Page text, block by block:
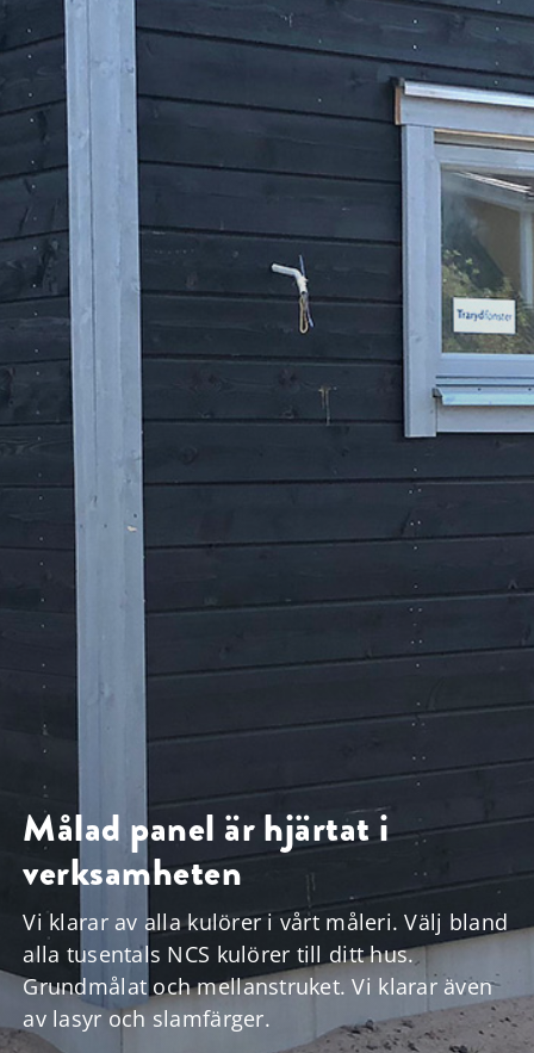
Målad panel är hjärtat i
verksamheten
Vi klarar av alla kulörer i vårt måleri. Välj bland
alla tusentals NCS kulörer till ditt hus.
Grundmålat och mellanstruket. Vi klarar även
av lasyr och slamfärger.